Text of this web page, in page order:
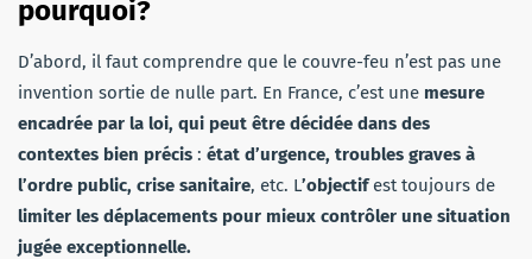
pourquoi?
D’abord, il faut comprendre que le couvre-feu n’est pas une
invention sortie de nulle part. En France, c’est une mesure
encadrée par la loi, qui peut être décidée dans des
contextes bien précis : état d’urgence, troubles graves à
l’ordre public, crise sanitaire, etc. L’objectifest toujours de
limiter les déplacements pour mieux contrôler une situation
jugée exceptionnelle.